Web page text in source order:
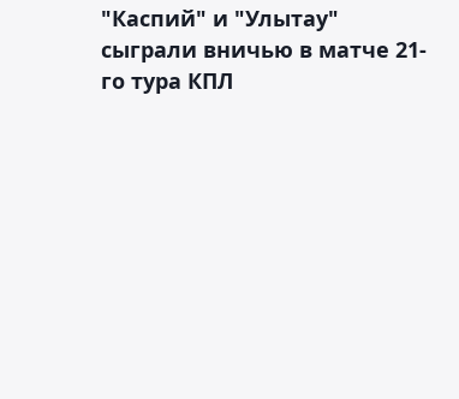
"Каспий" и "Улытау"
сыграли вничью в матче 21-
го тура КПЛ